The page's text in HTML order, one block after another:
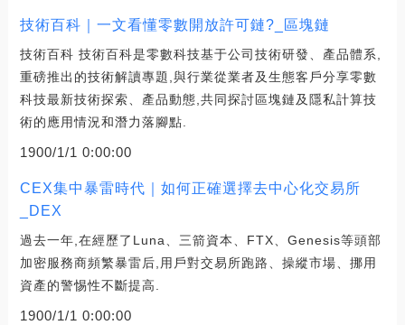
技術百科｜一文看懂零數開放許可鏈?_區塊鏈
技術百科 技術百科是零數科技基于公司技術研發、產品體系,
重磅推出的技術解讀專題,與行業從業者及生態客戶分享零數
科技最新技術探索、產品動態,共同探討區塊鏈及隱私計算技
術的應用情況和潛力落腳點.
1900/1/1 0:00:00
CEX集中暴雷時代｜如何正確選擇去中心化交易所
_DEX
過去一年,在經歷了Luna、三箭資本、FTX、Genesis等頭部
加密服務商頻繁暴雷后,用戶對交易所跑路、操縱市場、挪用
資產的警惕性不斷提高.
1900/1/1 0:00:00